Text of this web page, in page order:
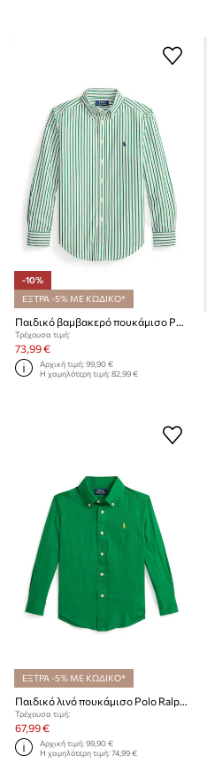
-10%
ΕΞΤΡΑ -5% ΜΕ ΚΩΔΙΚΟ*
Τρέχουσα τιμή:
73,99 €
Αρχική τιμή:99,90 €
Η χαμηλότερη τιμή:82,99 €
ΕΞΤΡΑ -5% ΜΕ ΚΩΔΙΚΟ*
Παιδικό λινό πουκάμισο Polo Ralph Lauren
Τρέχουσα τιμή:
67,99 €
Αρχική τιμή:99,90 €
Η χαμηλότερη τιμή:74,99 €